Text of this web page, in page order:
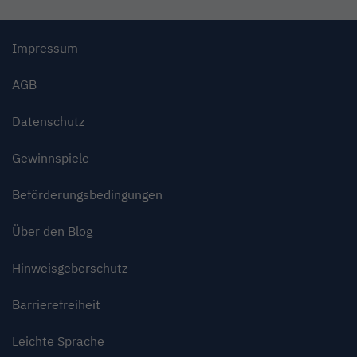
Impressum
AGB
Datenschutz
Gewinnspiele
Beförderungsbedingungen
Über den Blog
Hinweisgeberschutz
Barrierefreiheit
Leichte Sprache